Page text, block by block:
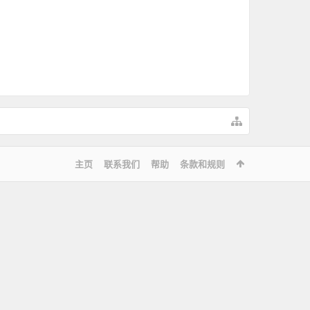
主页 联系我们 帮助 条款和规则